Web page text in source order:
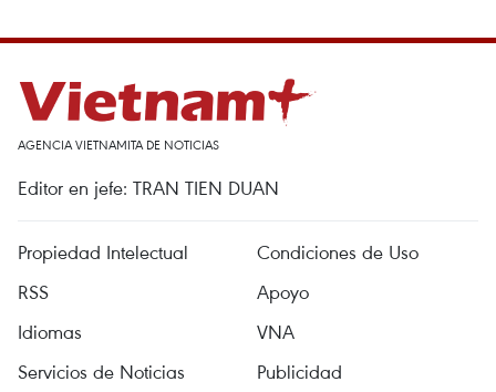
AGENCIA VIETNAMITA DE NOTICIAS
Editor en jefe: TRAN TIEN DUAN
Propiedad Intelectual
Condiciones de Uso
RSS
Apoyo
Idiomas
VNA
Servicios de Noticias
Publicidad